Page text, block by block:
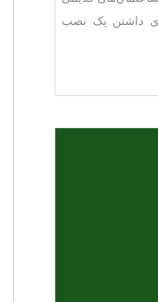
داشتن یک نصب